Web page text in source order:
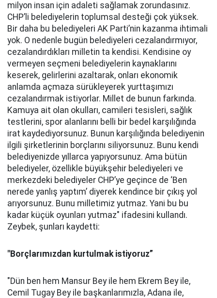
milyon insan için adaleti sağlamak zorundasınız.
CHP’li belediyelerin toplumsal desteği çok yüksek.
Bir daha bu belediyeleri AK Parti’nin kazanma ihtimali
yok. O nedenle bugün belediyeleri cezalandırmıyor,
cezalandırdıkları milletin ta kendisi. Kendisine oy
vermeyen seçmeni belediyelerin kaynaklarını
keserek, gelirlerini azaltarak, onları ekonomik
anlamda açmaza sürükleyerek yurttaşımızı
cezalandırmak istiyorlar. Millet de bunun farkında.
Kamuya ait olan okulları, camileri tesisleri, sağlık
testlerini, spor alanlarını belli bir bedel karşılığında
irat kaydediyorsunuz. Bunun karşılığında belediyenin
ilgili şirketlerinin borçlarını siliyorsunuz. Bunu kendi
belediyenizde yıllarca yapıyorsunuz. Ama bütün
belediyeler, özellikle büyükşehir belediyeleri ve
merkezdeki belediyeler CHP’ye geçince de ‘Ben
nerede yanlış yaptım’ diyerek kendince bir çıkış yol
arıyorsunuz. Bunu milletimiz yutmaz. Yani bu bu
kadar küçük oyunları yutmaz" ifadesini kullandı.
Zeybek, şunları kaydetti:
"Borçlarımızdan kurtulmak istiyoruz”
"Dün ben hem Mansur Bey ile hem Ekrem Bey ile,
Cemil Tugay Bey ile başkanlarımızla, Adana ile,